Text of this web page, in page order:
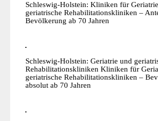
Schleswig-Holstein: Kliniken für
geriatrische Rehabilitationskliniken –
Bevölkerung ab 70 Jahren
Schleswig-Holstein: Geriatrie und
Rehabilitationskliniken Kliniken für
geriatrische Rehabilitationskliniken –
absolut ab 70 Jahren